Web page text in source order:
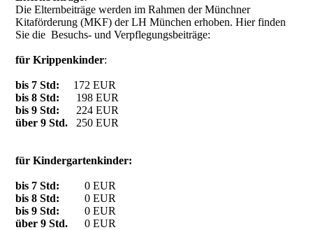
Die Elternbeiträge werden im Rahmen der Münchner
Kitaförderung (MKF) der LH München erhoben. Hier finden
Sie die Besuchs- und Verpflegungsbeiträge:
für Krippenkinder:
bis 7 Std:
172 EUR
bis 8 Std:
198 EUR
bis 9 Std: 224 EUR
über 9 Std.
250 EUR
für Kindergartenkinder:
bis 7 Std:
0 EUR
bis 8 Std: 0 EUR
bis 9 Std: 0 EUR
über 9 Std.
0 EUR